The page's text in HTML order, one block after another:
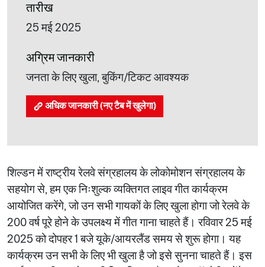
तारीख
25 मई 2025
अग्रिम जानकारी
जनता के लिए खुला, बुकिंग/टिकट आवश्यक
अधिक जानकारी (नए टैब में खुलेगा)
शिल्डन में राष्ट्रीय रेलवे संग्रहालय के लोकोमोशन संग्रहालय के
सहयोग से, हम एक निःशुल्क व्यक्तिगत लाइव गीत कार्यक्रम
आयोजित करेंगे, जो उन सभी गायकों के लिए खुला होगा जो रेलवे के
200 वर्ष पूरे होने के उपलक्ष्य में गीत गाना चाहते हैं। रविवार 25 मई
2025 को दोपहर 1 बजे यूके/आयरलैंड समय से शुरू होगा। यह
कार्यक्रम उन सभी के लिए भी खुला है जो इसे सुनना चाहते हैं। इस